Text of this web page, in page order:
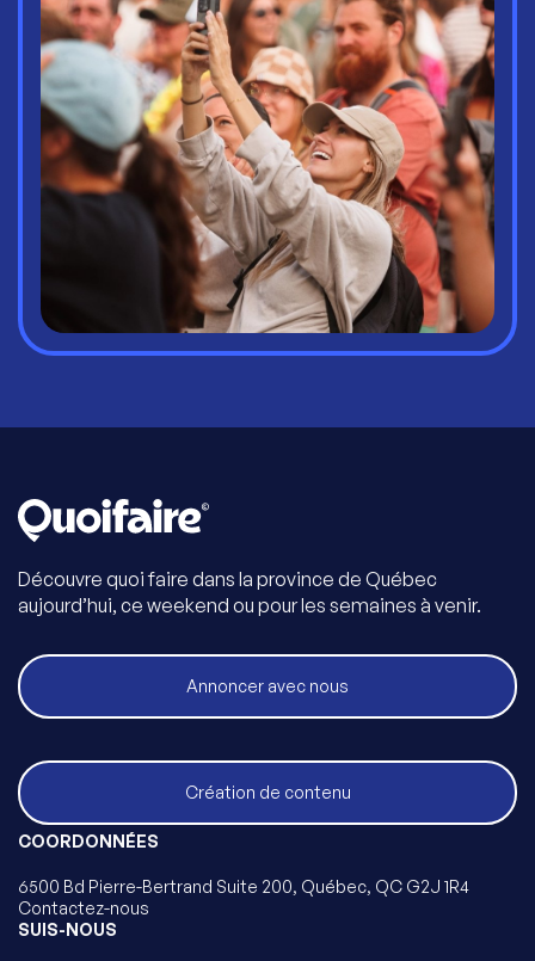
Découvre quoi faire dans la province de Québec
aujourd’hui, ce weekend ou pour les semaines à venir.
Annoncer avec nous
Création de contenu
COORDONNÉES
6500 Bd Pierre-Bertrand Suite 200, Québec, QC G2J 1R4
Contactez-nous
SUIS-NOUS